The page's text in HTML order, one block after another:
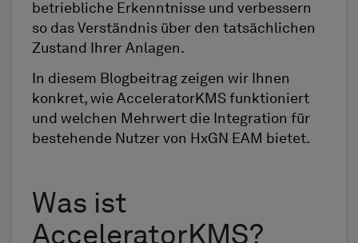
betriebliche Erkenntnisse und verbessern
so das Verständnis über den tatsächlichen
Zustand Ihrer Anlagen.
In diesem Blogbeitrag zeigen wir Ihnen
konkret, wie AcceleratorKMS funktioniert
und welchen Mehrwert die Integration für
bestehende Nutzer von HxGN EAM bietet.
Was ist
AcceleratorKMS?